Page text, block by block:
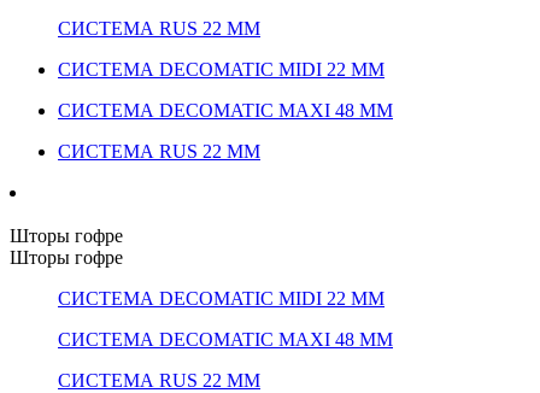
СИСТЕМА RUS 22 ММ
СИСТЕМА DECOMATIC MIDI 22 ММ
СИСТЕМА DECOMATIC MAXI 48 ММ
СИСТЕМА RUS 22 ММ
Шторы гофре
Шторы гофре
СИСТЕМА DECOMATIC MIDI 22 ММ
СИСТЕМА DECOMATIC MAXI 48 ММ
СИСТЕМА RUS 22 ММ